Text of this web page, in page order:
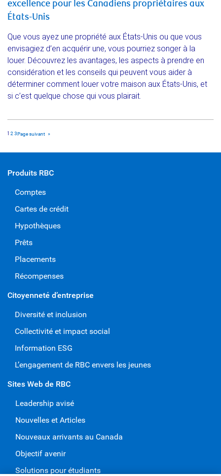
excellence pour les Canadiens propriétaires aux
États-Unis
Que vous ayez une propriété aux États-Unis ou que vous
envisagiez d’en acquérir une, vous pourriez songer à la
louer. Découvrez les avantages, les aspects à prendre en
considération et les conseils qui peuvent vous aider à
déterminer comment louer votre maison aux États-Unis, et
si c’est quelque chose qui vous plairait.
1 2 3Page suivant »
Produits RBC
Comptes
Cartes de crédit
Hypothèques
Prêts
Placements
Récompenses
Citoyenneté d’entreprise
Diversité et inclusion
Collectivité et impact social
Information ESG
L’engagement de RBC envers les jeunes
Sites Web de RBC
Leadership avisé
Nouvelles et Articles
Nouveaux arrivants au Canada
Objectif avenir
Solutions pour étudiants